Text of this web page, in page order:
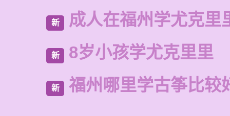
新 成人在福州学尤克里
新 8岁小孩学尤克里里
新 福州哪里学古筝比较